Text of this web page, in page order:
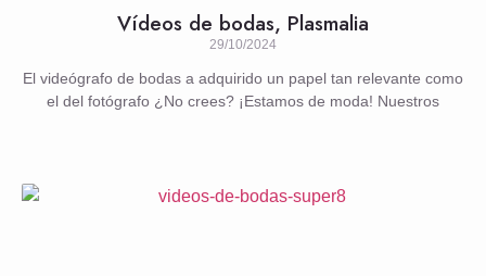
Vídeos de bodas, Plasmalia
29/10/2024
El videógrafo de bodas a adquirido un papel tan relevante como
el del fotógrafo ¿No crees? ¡Estamos de moda! Nuestros